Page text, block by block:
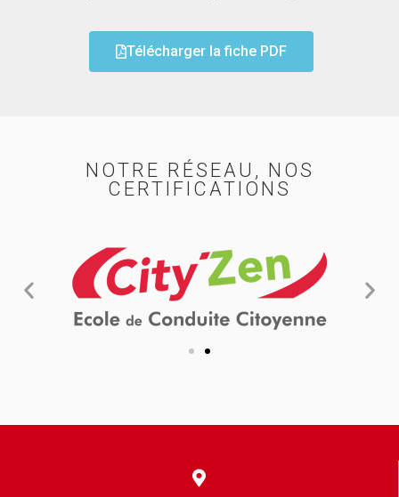
Télécharger la fiche PDF
NOTRE RÉSEAU, NOS
CERTIFICATIONS